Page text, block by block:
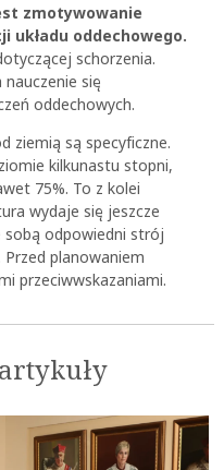
zmotywowanie
oddechowego.
schorzenia.
się
oddechowych.
ziemią są specyficzne.
kilkunastu stopni,
75%. To z kolei
wydaje się jeszcze
sobą odpowiedni strój
planowaniem
przeciwwskazaniami.